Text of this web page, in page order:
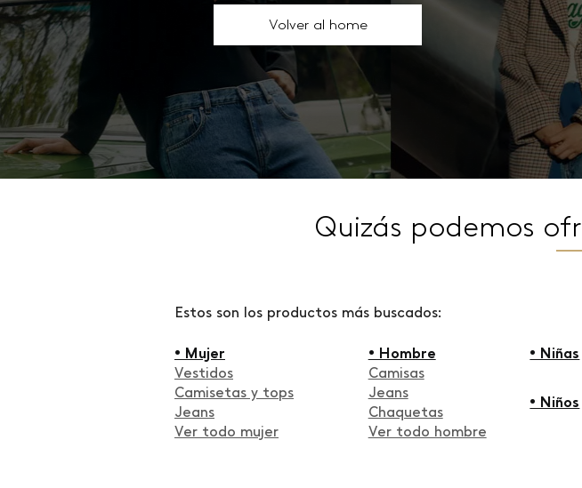
Volver al home
Quizás podemos
Estos son los productos más buscados:
• Mujer
Vestidos
Camisetas y tops
Jeans
Ver todo mujer
• Hombre
Camisas
Jeans
Chaquetas
Ver todo hombre
• Niñas
• Niños